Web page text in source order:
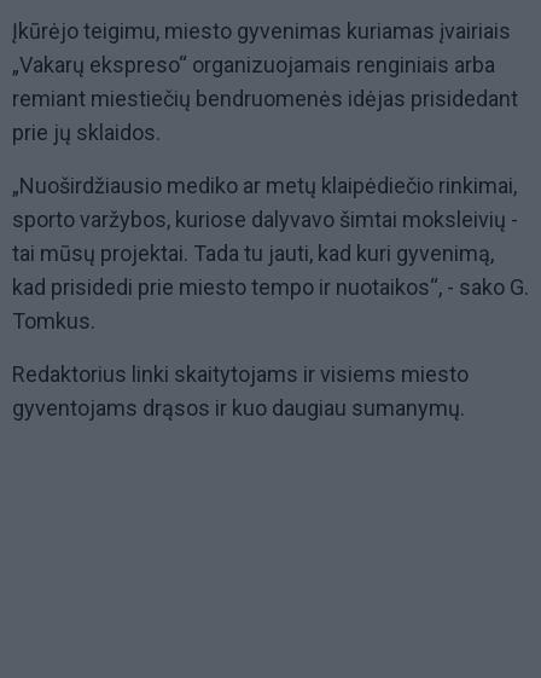
Įkūrėjo teigimu, miesto gyvenimas kuriamas įvairiais
„Vakarų ekspreso“ organizuojamais renginiais arba
remiant miestiečių bendruomenės idėjas prisidedant
prie jų sklaidos.
„Nuoširdžiausio mediko ar metų klaipėdiečio rinkimai,
sporto varžybos, kuriose dalyvavo šimtai moksleivių -
tai mūsų projektai. Tada tu jauti, kad kuri gyvenimą,
kad prisidedi prie miesto tempo ir nuotaikos“, - sako G.
Tomkus.
Redaktorius linki skaitytojams ir visiems miesto
gyventojams drąsos ir kuo daugiau sumanymų.